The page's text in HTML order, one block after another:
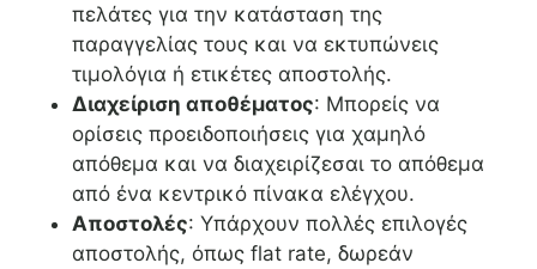
πελάτες για την κατάσταση της
παραγγελίας τους και να εκτυπώνεις
τιμολόγια ή ετικέτες αποστολής.
Διαχείριση αποθέματος: Μπορείς να
ορίσεις προειδοποιήσεις για χαμηλό
απόθεμα και να διαχειρίζεσαι το απόθεμα
από ένα κεντρικό πίνακα ελέγχου.
Αποστολές: Υπάρχουν πολλές επιλογές
αποστολής, όπως flat rate, δωρεάν